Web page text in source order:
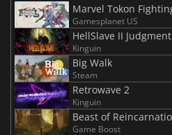
Marvel Tokon
Gamesplanet US
HellSlave II
Kinguin
Big Walk
Steam
Retrowave 2
Kinguin
Beast of
Game Boost